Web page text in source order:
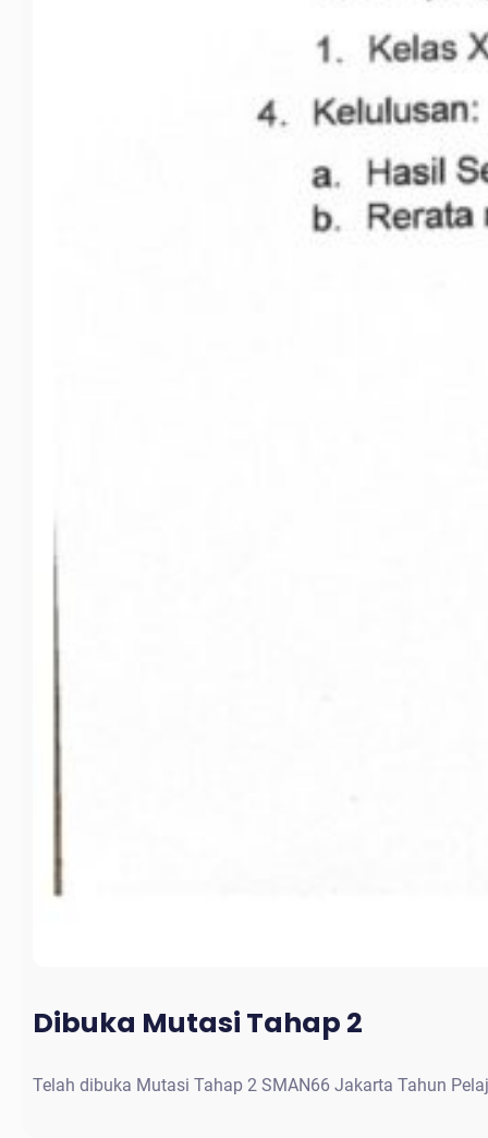
Dibuka Mutasi Tahap 2
Telah dibuka Mutasi Tahap 2 SMAN66 Jakarta Tahun